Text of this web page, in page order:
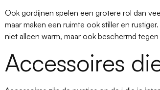
Ook gordijnen spelen een grotere rol dan
maar maken een ruimte ook stiller en
niet alleen warm, maar ook beschermd
Accessoires